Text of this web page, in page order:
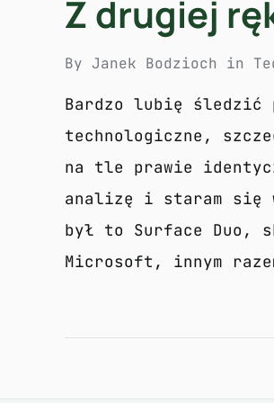
Z drugiej
By Janek Bodzioch in
Bardzo lubię śledzić
technologiczne,
na tle prawie
analizę i staram się
był to Surface Duo,
Microsoft, innym